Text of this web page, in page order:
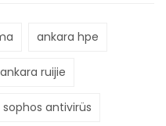
ankara hpe
ankara ruijie
antivirüs